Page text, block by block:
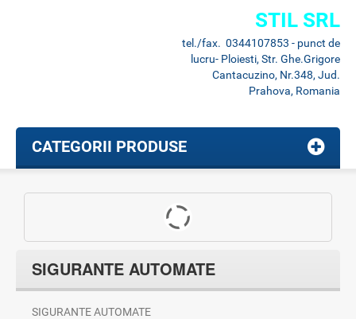
STIL SRL
tel./fax. 0344107853 - punct de
lucru- Ploiesti, Str. Ghe.Grigore
Cantacuzino, Nr.348, Jud.
Prahova, Romania
CATEGORII PRODUSE
SIGURANTE AUTOMATE
SIGURANTE AUTOMATE